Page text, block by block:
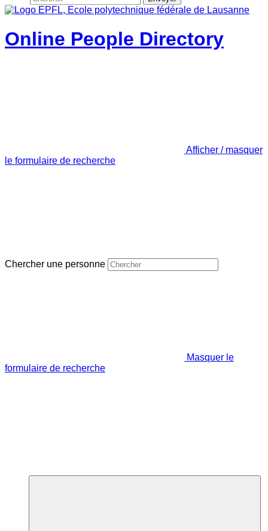
Online People Directory
Afficher / masquer
le formulaire de recherche
Chercher une personne
Masquer le
formulaire de recherche